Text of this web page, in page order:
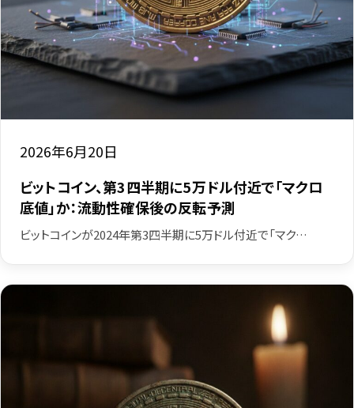
2026年6月20日
ビットコイン、第3四半期に5万ドル付近で「マクロ
底値」か：流動性確保後の反転予測
ビットコインが2024年第3四半期に5万ドル付近で「マク…